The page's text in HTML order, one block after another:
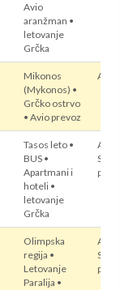
Avio
aranžman •
letovanje
Grčka
Mikonos
(Mykonos) •
Grčko ostrvo
• Avio prevoz
Avion
Tasos leto •
BUS •
Apartmani i
hoteli •
letovanje
Grčka
prevoz
Olimpska
regija •
Letovanje
Paralija •
prevoz